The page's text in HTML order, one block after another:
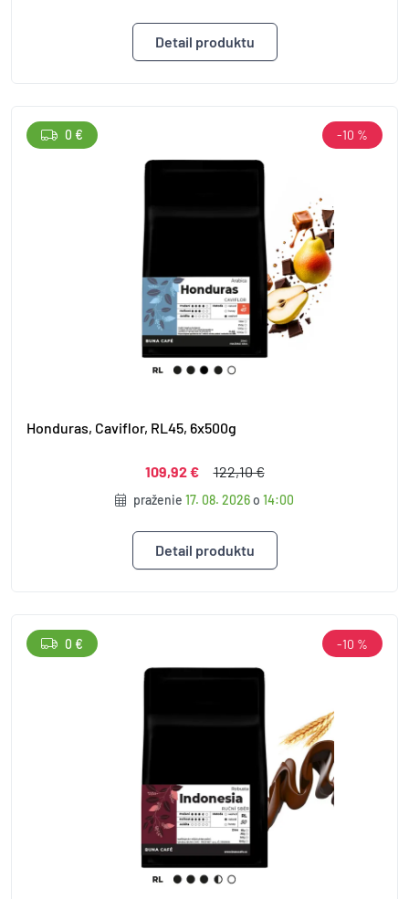
Detail produktu
Honduras, Caviflor, RL45, 6x500g
109,92 € 122,10 €
praženie 17. 08. 2026o 14:00
Detail produktu
0 € -10 %
0 € -10 %